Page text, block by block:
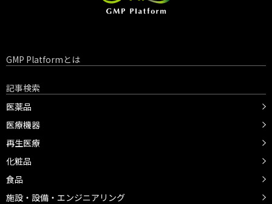
GMP Platformとは
記事検索
医薬品
医療機器
再生医療
化粧品
食品
施設・設備・エンジニアリング